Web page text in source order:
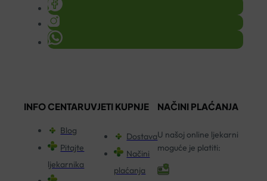
INFO CENTAR
Blog
Pitajte
ljekarnika
UVJETI KUPNJE
Dostava
Načini
plaćanja
NAČINI PLAĆANJA
U našoj online ljekarni
moguće je platiti: